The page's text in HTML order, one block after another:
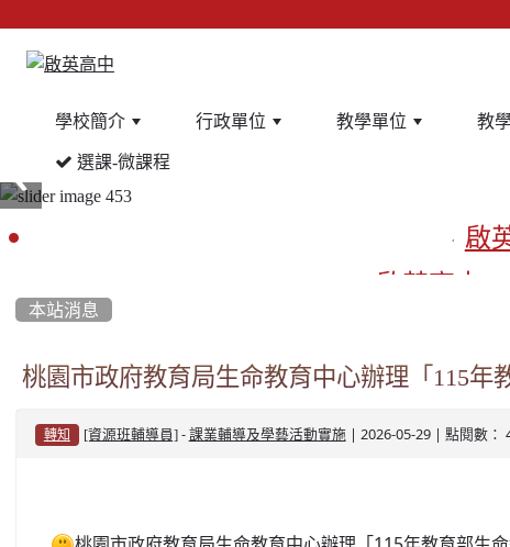
學校簡介 行政單位 教學單位 教
選課-微課程
啟
啟英高中-
餐
本站消息
桃園市政府教育局生命教育中心辦理「115年
轉知 [資源班輔導員]- 課業輔導及學藝活動實施| 2026-05-29 | 點閱數：